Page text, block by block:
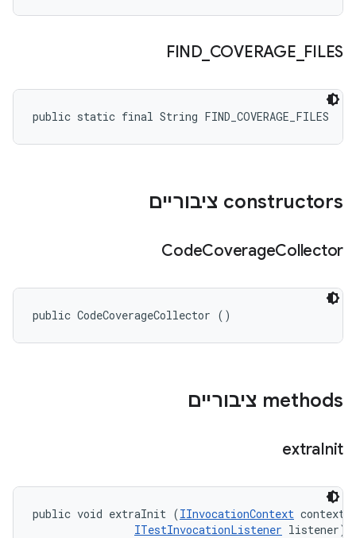
FIND_ COVERAGE FILES
public static final String FIND_COVERAGE_FILES
‫constructors ציבוריים
CodeCoverageCollector
public CodeCoverageCollector ()
‫methods ציבוריים
extraInit
public void extraInit (IInvocationContext
ITestInvocationListener listener)